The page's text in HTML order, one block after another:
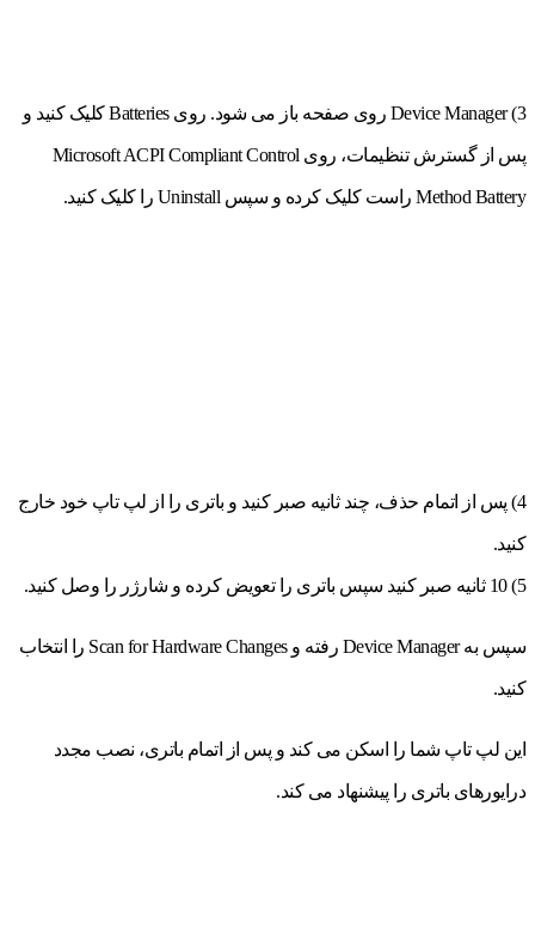
3) Device Manager روی صفحه باز می شود. روی Batteries کلیک کنید و
پس از گسترش تنظیمات، روی Microsoft ACPI Compliant Control
Method Battery راست کلیک کرده و سپس Uninstall را کلیک کنید.
4) پس از اتمام حذف، چند ثانیه صبر کنید و باتری را از لپ تاپ خود خارج
کنید.
5) 10 ثانیه صبر کنید سپس باتری را تعویض کرده و شارژر را وصل کنید.
سپس به Device Manager رفته و Scan for Hardware Changes را انتخاب
کنید.
این لپ تاپ شما را اسکن می کند و پس از اتمام باتری، نصب مجدد
درایورهای باتری را پیشنهاد می کند.